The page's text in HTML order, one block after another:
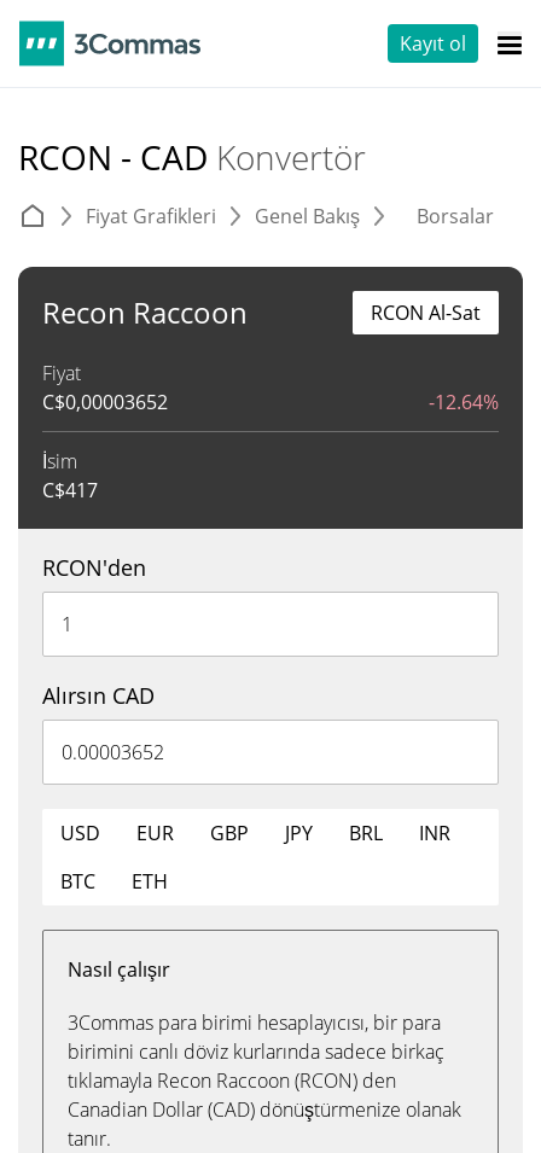
Kayıt ol
RCON - CAD Konvertör
Fiyat Grafikleri Genel Bakış Borsalar
Recon Raccoon
Fiyat
C$0,00003652 -12.64%
İsim
C$417
RCON Al-Sat
RCON'den
Alırsın CAD
USD EUR GBP JPY BRL
INR
BTC
ETH
Nasıl çalışır
3Commas para birimi hesaplayıcısı, bir para
birimini canlı döviz kurlarında sadece birkaç
tıklamayla Recon Raccoon (RCON) den
Canadian Dollar (CAD) dönüştürmenize olanak
tanır.